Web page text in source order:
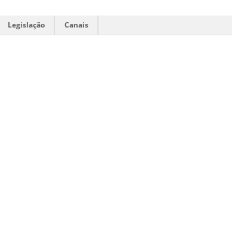
Legislação Canais